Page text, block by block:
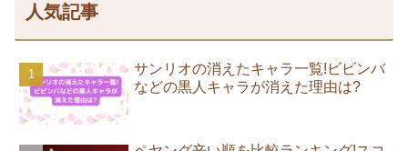
人気記事
サンリオの消えたキャラ一覧!ビビンバ
などの黒人キャラが消えた理由は?